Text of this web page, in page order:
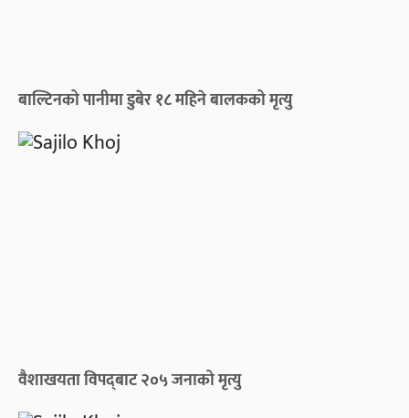
बाल्टिनको पानीमा डुबेर १८ महिने बालकको मृत्यु
वैशाखयता विपद्‌बाट २०५ जनाको मृत्यु